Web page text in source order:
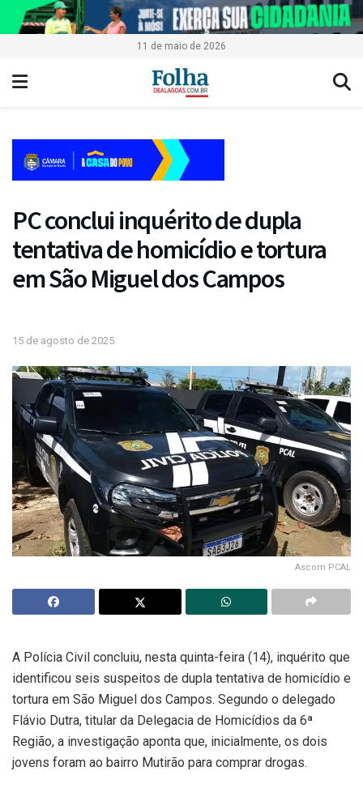
11 de maio de 2026
PC conclui inquérito de dupla
tentativa de homicídio e tortura
em São Miguel dos Campos
15 de agosto de 2025
Ascom PCAL
A Polícia Civil concluiu, nesta quinta-feira (14), inquérito que
identificou seis suspeitos de dupla tentativa de homicídio e
tortura em São Miguel dos Campos. Segundo o delegado
Flávio Dutra, titular da Delegacia de Homicídios da 6ª
Região, a investigação aponta que, inicialmente, os dois
jovens foram ao bairro Mutirão para comprar drogas.